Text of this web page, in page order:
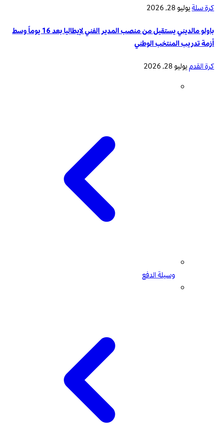
كرة سلةيوليو 28, 2026
باولو مالديني يستقيل من منصب المدير الفني لإيطاليا بعد 16 يوماً وسط
أزمة تدريب المنتخب الوطني
كرة القدميوليو 28, 2026
وسيلة الدفع